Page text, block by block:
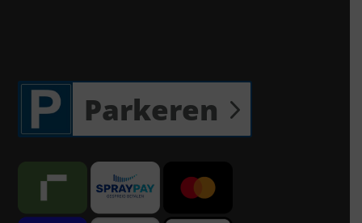
Parkeren